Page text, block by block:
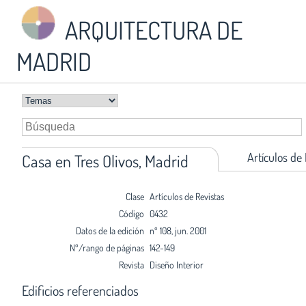
ARQUITECTURA DE
MADRID
Casa en Tres Olivos, Madrid Artículos de
Clase Artículos de Revistas
Código 0432
Datos de la edición nº 108, jun. 2001
Nº/rango de páginas 142-149
Revista Diseño Interior
Edificios referenciados